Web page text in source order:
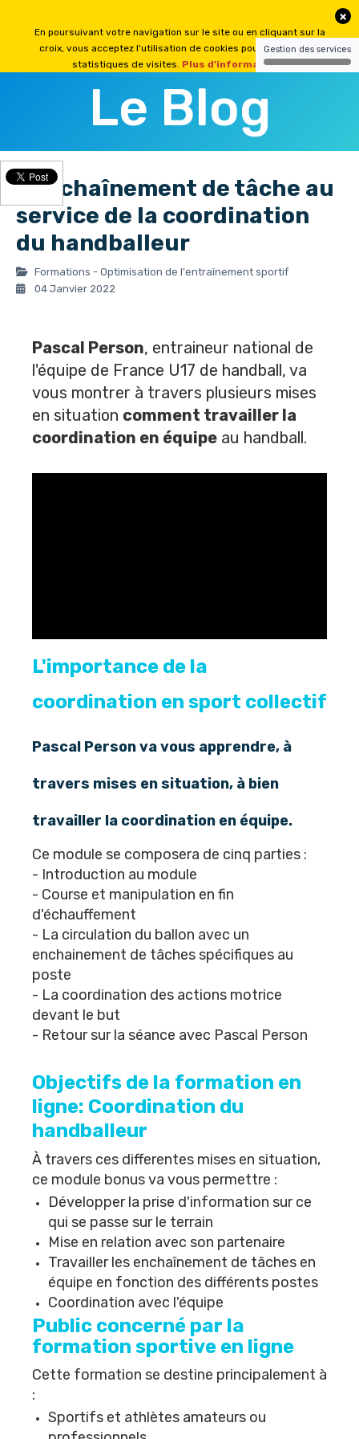
Le Blog
L’enchaînement de tâche au
service de la coordination
du handballeur
Formations - Optimisation de l'entraînement sportif
04 Janvier 2022
Pascal Person, entraineur national de
l'équipe de France U17 de handball, va
vous montrer à travers plusieurs mises
en situation comment travailler la
coordination en équipe au handball.
L'importance de la
coordination en sport collectif
Pascal Person va vous apprendre, à
travers mises en situation, à bien
travailler la coordination en équipe.
Ce module se composera de cinq parties :
- Introduction au module
- Course et manipulation en fin
d'échauffement
- La circulation du ballon avec un
enchainement de tâches spécifiques au
poste
- La coordination des actions motrice
devant le but
- Retour sur la séance avec Pascal Person
Objectifs de la formation en
ligne: Coordination du
handballeur
À travers ces differentes mises en situation,
ce module bonus va vous permettre :
Développer la prise d'information sur ce
qui se passe sur le terrain
Mise en relation avec son partenaire
Travailler les enchaînement de tâches en
équipe en fonction des différents postes
Coordination avec l'équipe
Public concerné par la
formation sportive en ligne
Cette formation se destine principalement à
:
Sportifs et athlètes amateurs ou